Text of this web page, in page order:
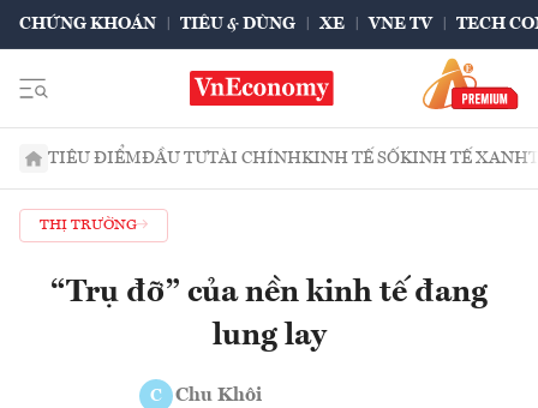
CHỨNG KHOÁN TIÊU & DÙNG XE VNE TV TECH
TIÊU ĐIỂMĐẦU TƯTÀI CHÍNHKINH TẾ SỐKINH TẾ XANH
THỊ TRƯỜNG
“Trụ đỡ” của nền kinh tế đang
lung lay
C Chu Khôi